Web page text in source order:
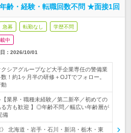
齢・経験・転職回数不問 ★面接1回
急募 転勤なし 学歴不問
中
： 2026/10/01
クシアグループなど大手企業専任の警備業
！約1ヶ月半の研修＋OJTでフォロー。
動
業界・職種未経験／第二新卒／初めての
方も歓迎 】◎年齢不問／幅広い年齢層が
備
》 北海道・岩手・石川・新潟・栃木・東